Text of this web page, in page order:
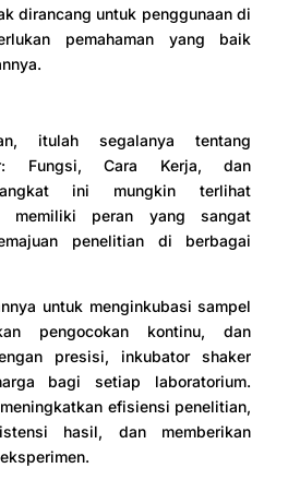
dirancang untuk penggunaan di
pemahaman yang baik
itulah segalanya tentang
Fungsi, Cara Kerja, dan
ini mungkin terlihat
memiliki peran yang sangat
penelitian di berbagai
untuk menginkubasi sampel
pengocokan kontinu, dan
presisi, inkubator shaker
bagi setiap laboratorium.
efisiensi penelitian,
hasil, dan memberikan